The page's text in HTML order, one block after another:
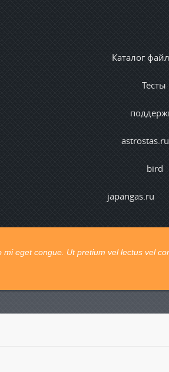
Каталог
Тесты
astrostas.ru
bird
japangas.ru
eget congue. Ut pretium vel lectus vel